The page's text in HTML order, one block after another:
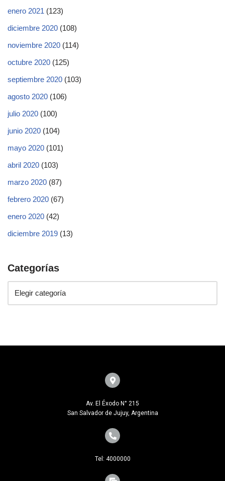
enero 2021 (123)
diciembre 2020 (108)
noviembre 2020 (114)
octubre 2020 (125)
septiembre 2020 (103)
agosto 2020 (106)
julio 2020 (100)
junio 2020 (104)
mayo 2020 (101)
abril 2020 (103)
marzo 2020 (87)
febrero 2020 (67)
enero 2020 (42)
diciembre 2019 (13)
Categorías
Av. El Éxodo N° 215
San Salvador de Jujuy, Argentina
Tel: 4000000